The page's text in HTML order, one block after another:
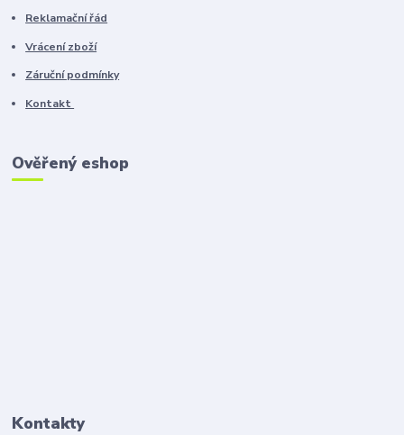
Reklamační řád
Vrácení zboží
Záruční podmínky
Kontakt
Ověřený eshop
Kontakty